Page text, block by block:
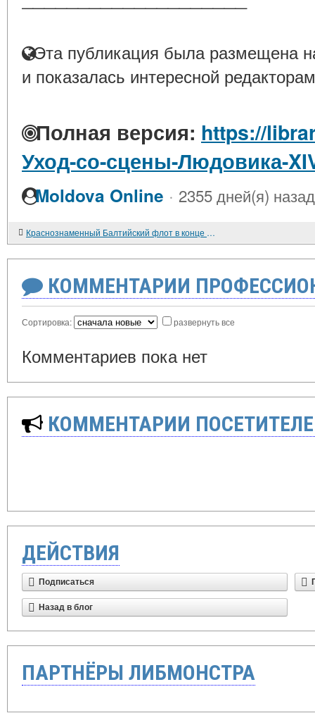
Эта публикация была размещена
и показалась интересной
Полная версия: https://
Уход-со-сцены-Людовика-
Moldova Online · 2355 дней(я) назад
Краснознаменный Балтийский флот в конце 1930-х - начале 1941 г.
КОММЕНТАРИИ
Сортировка: развернуть все
Комментариев пока нет
КОММЕНТАРИИ
ДЕЙСТВИЯ
Подписаться
Назад в блог
ПАРТНЁРЫ ЛИБМОНСТРА